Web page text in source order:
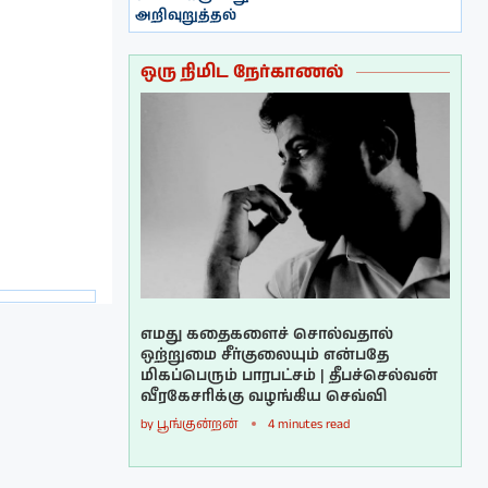
அறிவுறுத்தல்
ஒரு நிமிட நேர்காணல்
எமது கதைகளைச் சொல்வதால்
ஒற்றுமை சீர்குலையும் என்பதே
மிகப்பெரும் பாரபட்சம் | தீபச்செல்வன்
வீரகேசரிக்கு வழங்கிய செவ்வி
by பூங்குன்றன் 4 minutes read